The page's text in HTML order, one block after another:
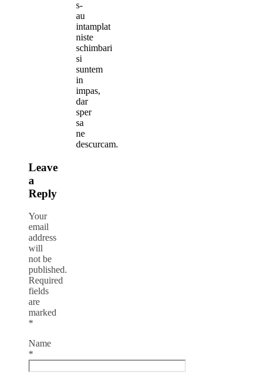
s-
au
intamplat
niste
schimbari
si
suntem
in
impas,
dar
sper
sa
ne
descurcam.
Leave
a
Reply
Your
email
address
will
not be
published.
Required
fields
are
marked
*
Name
*